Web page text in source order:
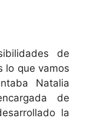
de
lo que vamos
Natalia
de
la